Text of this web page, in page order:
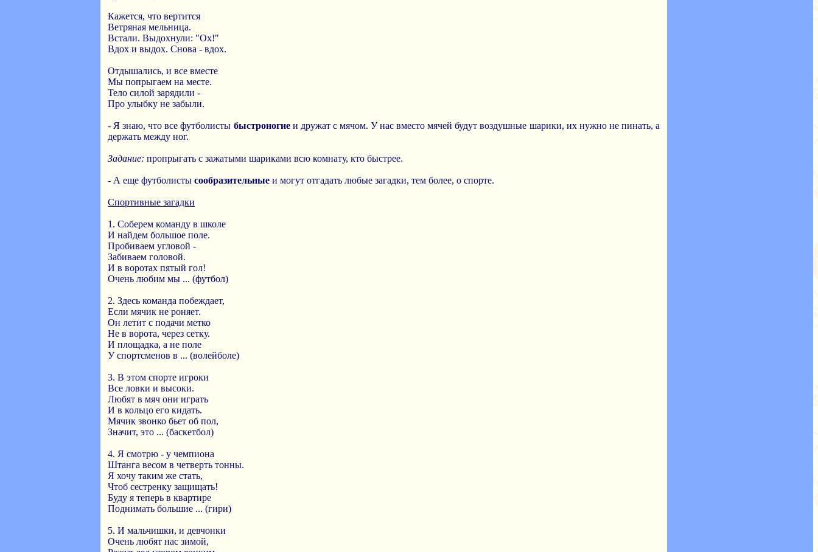
Кажется, что вертится
Ветряная мельница.
Встали. Выдохнули: "Ох!"
Вдох и выдох. Снова - вдох.
Отдышались, и все вместе
Мы попрыгаем на месте.
Тело силой зарядили -
Про улыбку не забыли.
- Я знаю, что все футболисты быстроногиеи дружат с мячом. У нас вместо мячей будут воздушные шарики, их нужно не пинать, а
держать между ног.
Задание: пропрыгать с зажатыми шариками всю комнату, кто быстрее.
- А еще футболисты сообразительные и могут отгадать любые загадки, тем более, о спорте.
Спортивные загадки
1. Соберем команду в школе
И найдем большое поле.
Пробиваем угловой -
Забиваем головой.
И в воротах пятый гол!
Очень любим мы ... (футбол)
2. Здесь команда побеждает,
Если мячик не роняет.
Он летит с подачи метко
Не в ворота, через сетку.
И площадка, а не поле
У спортсменов в ... (волейболе)
3. В этом спорте игроки
Все ловки и высоки.
Любят в мяч они играть
И в кольцо его кидать.
Мячик звонко бьет об пол,
Значит, это ... (баскетбол)
4. Я смотрю - у чемпиона
Штанга весом в четверть тонны.
Я хочу таким же стать,
Чтоб сестренку защищать!
Буду я теперь в квартире
Поднимать большие ... (гири)
5. И мальчишки, и девчонки
Очень любят нас зимой,